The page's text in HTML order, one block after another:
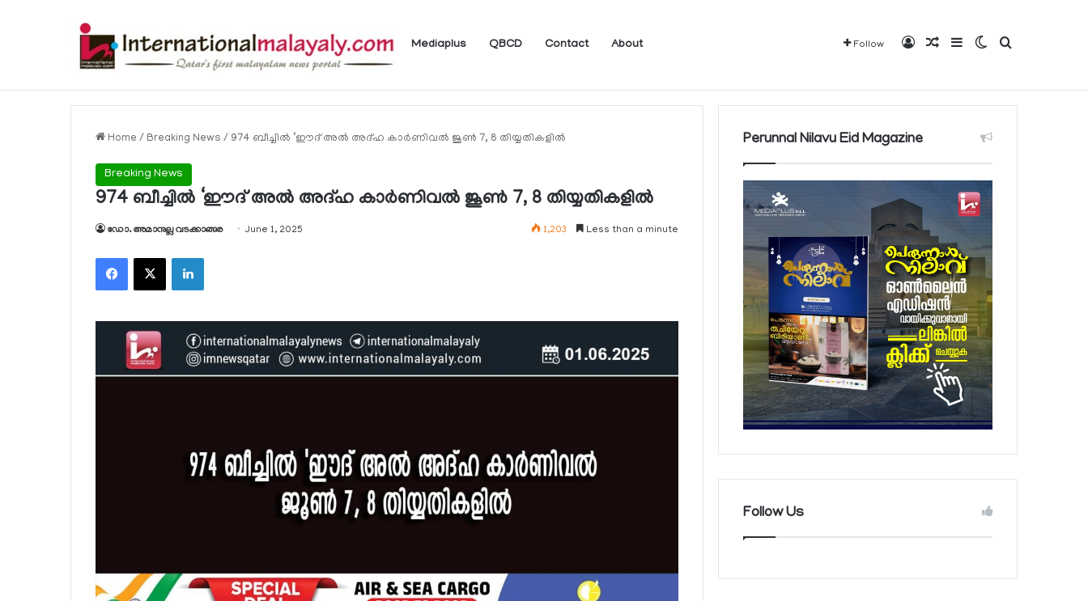
Mediaplus QBCD Contact About Follow Log InRandom Article
SidebarSwitch skin
Search for
Breaking News വ്യക്തിഗത, സ്ഥാപന പോര്‍ട്ടലുകള്‍ വഴി ലഭ്യമാകുന്ന ചില ഇലക്ട്രോണിക് സേവനങ്ങള്‍ വാരാന്ത്യത്തില്‍ മുടങ്ങും
Home / Breaking News / 974 ബീച്ചില്‍ ‘ഈദ് അല്‍ അദ്ഹ കാര്‍ണിവല്‍ ജൂണ്‍ 7, 8 തിയ്യതികളില്‍
Breaking News
974 ബീച്ചില്‍ ‘ഈദ് അല്‍ അദ്ഹ കാര്‍ണിവല്‍ ജൂണ്‍ 7, 8 തിയ്യതികളില്‍
ഡോ. അമാനുല്ല വടക്കാങ്ങര June 1, 2025 1,203 Less than a minute
Facebook
X LinkedIn
Perunnal Nilavu Eid Magazine
Follow Us